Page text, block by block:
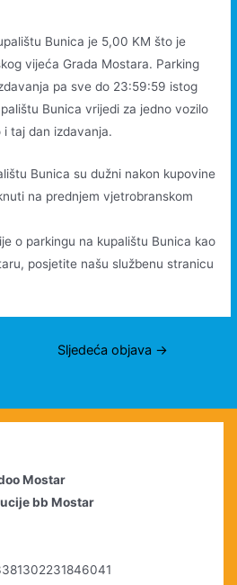
Bunica je 5,00 KM što je
vijeća Grada Mostara. Parking
pa sve do 23:59:59 istog
Bunica vrijedi za jedno vozilo
taj dan izdavanja.
Bunica su dužni nakon kupovine
na prednjem vjetrobranskom
o parkingu na kupalištu Bunica kao
posjetite našu službenu stranicu
Sljedeća objava →
Mostar
bb Mostar